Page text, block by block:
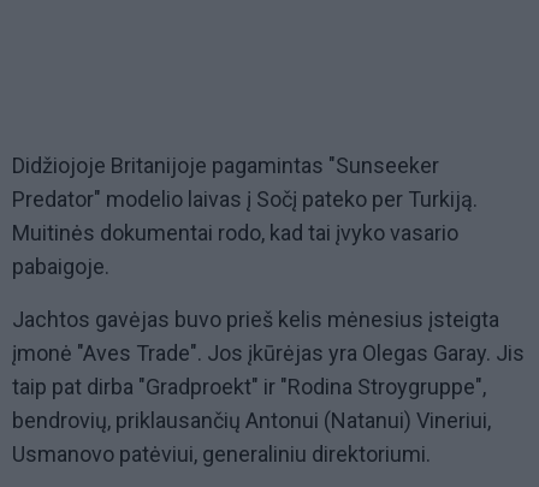
Didžiojoje Britanijoje pagamintas "Sunseeker
Predator" modelio laivas į Sočį pateko per Turkiją.
Muitinės dokumentai rodo, kad tai įvyko vasario
pabaigoje.
Jachtos gavėjas buvo prieš kelis mėnesius įsteigta
įmonė "Aves Trade". Jos įkūrėjas yra Olegas Garay. Jis
taip pat dirba "Gradproekt" ir "Rodina Stroygruppe",
bendrovių, priklausančių Antonui (Natanui) Vineriui,
Usmanovo patėviui, generaliniu direktoriumi.